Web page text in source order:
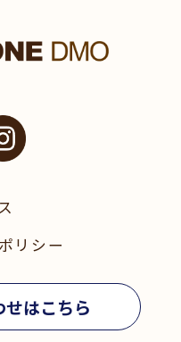
リシー
はこちら